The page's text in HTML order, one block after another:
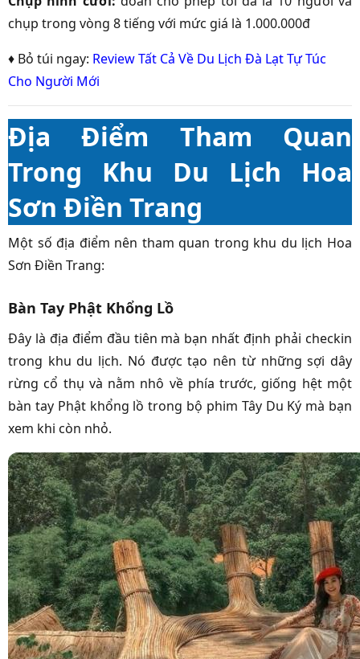
chụp trong vòng 8 tiếng với mức giá là 1.000.000đ
♦ Bỏ túi ngay: Review Tất Cả Về Du Lịch Đà Lạt Tự Túc
Cho Người Mới
Địa Điểm Tham Quan
Trong Khu Du Lịch Hoa
Sơn Điền Trang
Một số địa điểm nên tham quan trong khu du lịch Hoa
Sơn Điền Trang:
Bàn Tay Phật Khổng Lồ
Đây là địa điểm đầu tiên mà bạn nhất định phải checkin
trong khu du lịch. Nó được tạo nên từ những sợi dây
rừng cổ thụ và nằm nhô về phía trước, giống hệt một
bàn tay Phật khổng lồ trong bộ phim Tây Du Ký mà bạn
xem khi còn nhỏ.